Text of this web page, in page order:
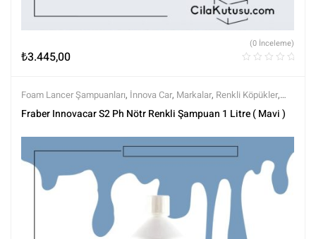
₺3.445,00
(0 İnceleme)
Foam Lancer Şampuanları, İnnova Car, Markalar, Renkli Köpükler,
Şampuanlar,Tüm Ürünler, Yıkama Ürünleri
Fraber Innovacar S2 Ph Nötr Renkli Şampuan 1 Litre ( Mavi )